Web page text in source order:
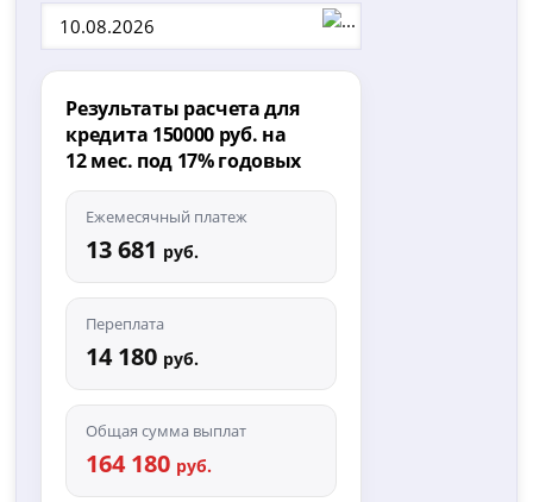
Результаты расчета для
кредита 150000 руб. на
12 мес. под 17% годовых
Ежемесячный платеж
13 681 руб.
Переплата
14 180 руб.
Общая сумма выплат
164 180 руб.